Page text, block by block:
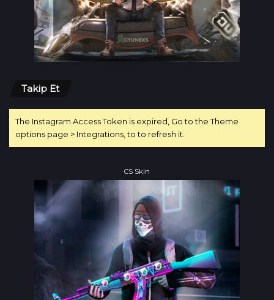
Takip Et
The Instagram Access Token is expired, Go to the Theme
options page > Integrations, to to refresh it.
CS Skin